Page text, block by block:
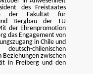
des Freistaates
der Fakultät für
Bergbau der TU
der Ehrenpromotion
das Engagement von
in Chile und
chilenischen
zwischen
in Freiberg und den